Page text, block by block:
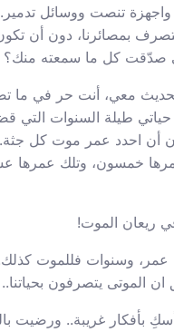
تنصت ووسائل
بمصائرنا، دون أن تكون
صدّقت كل ما سمعته منك؟
معي، أنت حر في ما
طيلة السنوات التي
أن احدد عمر موت كل
خمسون، وتلك عمرها
ريعان الموت!
عمر، وسنوات فللموت
ان الموتى يتصرفون بحياتنا..
بأفكار غريبة.. ورضيت